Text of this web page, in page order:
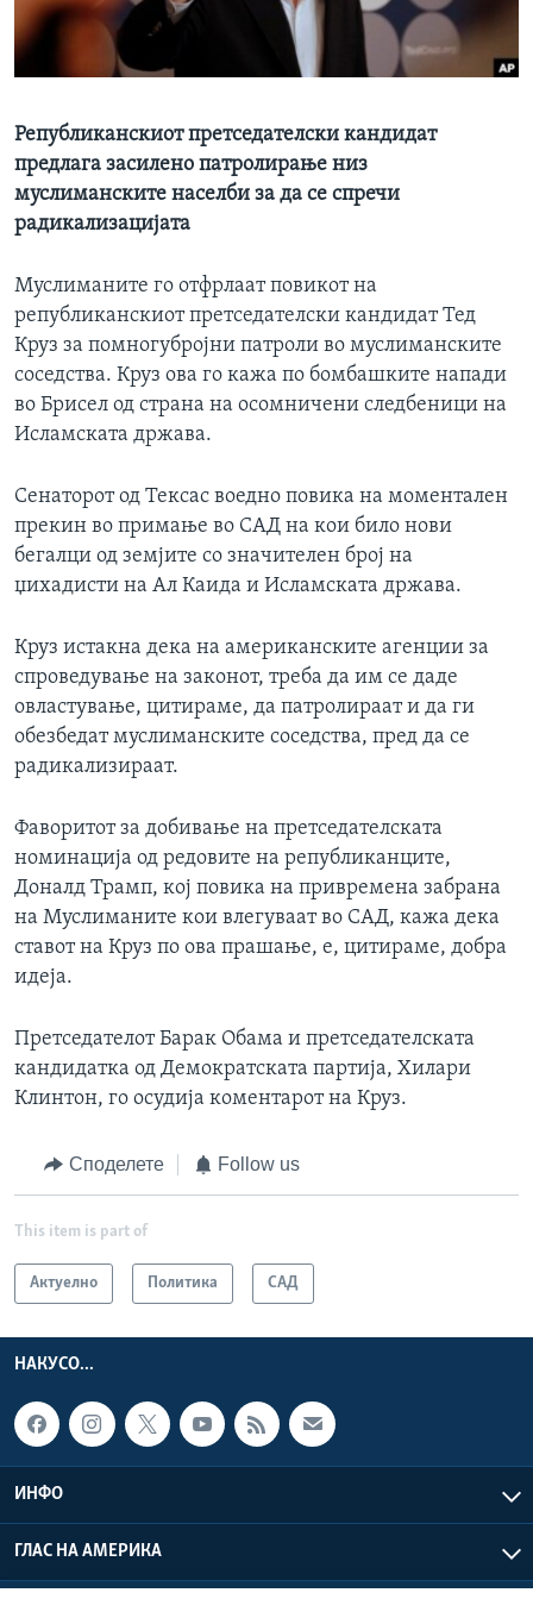
ИНТЕРВЈУА
Републиканскиот претседателски кандидат
предлага засилено патролирање низ
муслиманските населби за да се спречи
радикализацијата
Муслиманите го отфрлаат повикот на
републиканскиот претседателски кандидат Тед
Круз за помногубројни патроли во муслиманските
соседства. Круз ова го кажа по бомбашките напади
во Брисел од страна на осомничени следбеници на
Исламската држава.
Сенаторот од Тексас воедно повика на моментален
прекин во примање во САД на кои било нови
бегалци од земјите со значителен број на
џихадисти на Ал Каида и Исламската држава.
Круз истакна дека на американските агенции за
спроведување на законот, треба да им се даде
овластување, цитираме, да патролираат и да ги
обезбедат муслиманските соседства, пред да се
радикализираат.
Фаворитот за добивање на претседателската
номинација од редовите на републиканците,
Доналд Трамп, кој повика на привремена забрана
на Муслиманите кои влегуваат во САД, кажа дека
ставот на Круз по ова прашање, е, цитираме, добра
идеја.
Претседателот Барак Обама и претседателската
кандидатка од Демократската партија, Хилари
Клинтон, го осудија коментарот на Круз.
Споделете Follow us
This item is part of
Актуелно Политика САД
НАКУСО...
ИНФО
ГЛАС НА АМЕРИКА